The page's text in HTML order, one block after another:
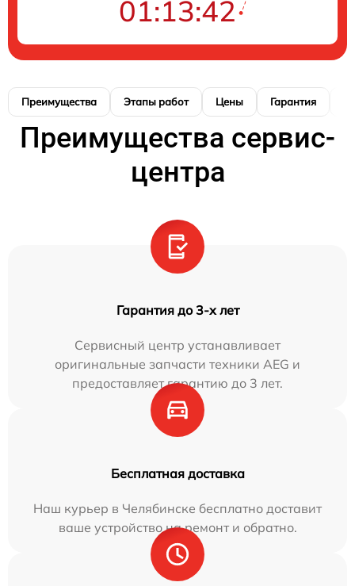
01:13:41
Преимущества Этапы работ Цены Гарантия
Преимущества сервис-
центра
Гарантия до 3-х лет
Сервисный центр устанавливает
оригинальные запчасти техники AEG и
предоставляет гарантию до 3 лет.
Бесплатная доставка
Наш курьер в Челябинске бесплатно доставит
ваше устройство на ремонт и обратно.